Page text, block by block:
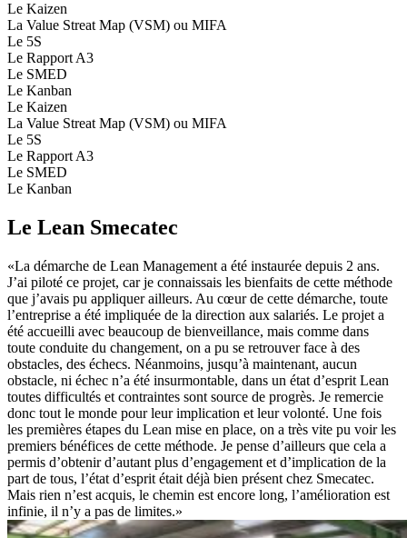
Le Kaizen
La Value Streat Map (VSM) ou MIFA
Le 5S
Le Rapport A3
Le SMED
Le Kanban
Le Kaizen
La Value Streat Map (VSM) ou MIFA
Le 5S
Le Rapport A3
Le SMED
Le Kanban
Le Lean Smecatec
«La démarche de Lean Management a été instaurée depuis 2 ans.
J’ai piloté ce projet, car je connaissais les bienfaits de cette méthode
que j’avais pu appliquer ailleurs. Au cœur de cette démarche, toute
l’entreprise a été impliquée de la direction aux salariés. Le projet a
été accueilli avec beaucoup de bienveillance, mais comme dans
toute conduite du changement, on a pu se retrouver face à des
obstacles, des échecs. Néanmoins, jusqu’à maintenant, aucun
obstacle, ni échec n’a été insurmontable, dans un état d’esprit Lean
toutes difficultés et contraintes sont source de progrès. Je remercie
donc tout le monde pour leur implication et leur volonté. Une fois
les premières étapes du Lean mise en place, on a très vite pu voir les
premiers bénéfices de cette méthode. Je pense d’ailleurs que cela a
permis d’obtenir d’autant plus d’engagement et d’implication de la
part de tous, l’état d’esprit était déjà bien présent chez Smecatec.
Mais rien n’est acquis, le chemin est encore long, l’amélioration est
infinie, il n’y a pas de limites.»